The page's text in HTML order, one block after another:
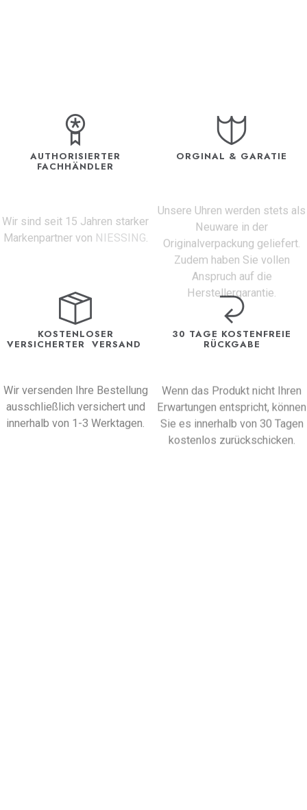
AUTHORISIERTER
FACHHÄNDLER
Wir sind seit 15 Jahren starker
Markenpartner von NIESSING.
ORGINAL & GARATIE
Unsere Uhren werden stets als
Neuware in der
Originalverpackung geliefert.
Zudem haben Sie vollen
Anspruch auf die
Herstellergarantie.
KOSTENLOSER
VERSICHERTER VERSAND
Wir versenden Ihre Bestellung
ausschließlich versichert und
innerhalb von 1-3 Werktagen.
30 TAGE KOSTENFREIE
RÜCKGABE
Wenn das Produkt nicht Ihren
Erwartungen entspricht, können
Sie es innerhalb von 30 Tagen
kostenlos zurückschicken.